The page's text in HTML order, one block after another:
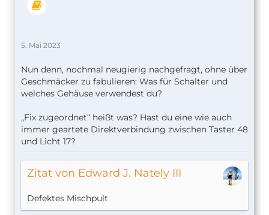
5. Mai 2023
Nun denn, nochmal neugierig nachgefragt, ohne über
Geschmäcker zu fabulieren: Was für Schalter und
welches Gehäuse verwendest du?
„Fix zugeordnet“ heißt was? Hast du eine wie auch
immer geartete Direktverbindung zwischen Taster 48
und Licht 17?
Zitat von Edward J. Nately III
Defektes Mischpult